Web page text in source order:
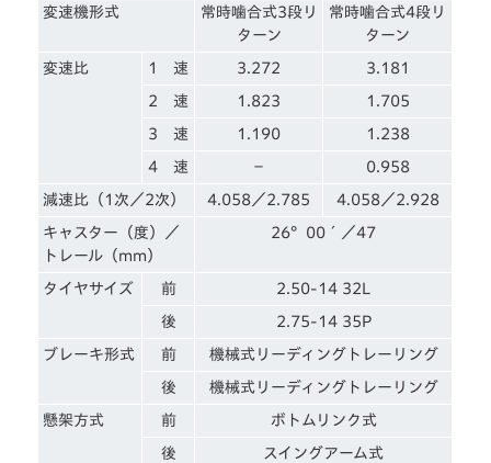
変速機形式
常時噛合式3段リ
ターン
常時噛合式4段リ
ターン
変速比 1 速 3.272 3.181
2 速 1.823 1.705
3 速 1.190 1.238
4 速 － 0.958
減速比（1次／2次） 4.058／2.785 4.058／2.928
キャスター（度）／
トレール（mm）
26°00´／47
タイヤサイズ 前 2.50-14 32L
後 2.75-14 35P
ブレーキ形式 前 機械式リーディングトレーリング
後 機械式リーディングトレーリング
懸架方式 前 ボトムリンク式
後 スイングアーム式